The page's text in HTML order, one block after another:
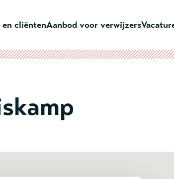
cliëntenAanbod voor verwijzers